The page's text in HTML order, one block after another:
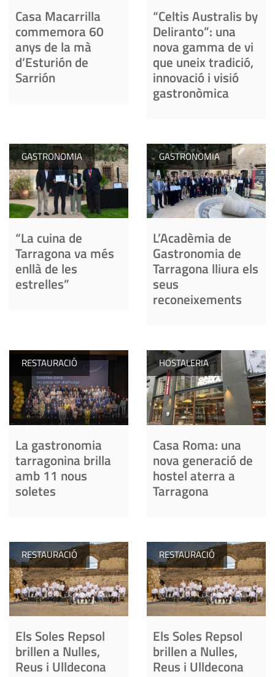
Casa Macarrilla
commemora 60
anys de la mà
d’Esturión de
Sarrión
“Celtis Australis by
Deliranto”: una
nova gamma de vi
que uneix tradició,
innovació i visió
gastronòmica
GASTRONOMIA
“La cuina de
Tarragona va més
enllà de les
estrelles”
GASTRONOMIA
L’Acadèmia de
Gastronomia de
Tarragona lliura els
seus
reconeixements
RESTAURACIÓ
La gastronomia
tarragonina brilla
amb 11 nous
soletes
HOSTALERIA
Casa Roma: una
nova generació de
hostel aterra a
Tarragona
RESTAURACIÓ
Els Soles Repsol
brillen a Nulles,
Reus i Ulldecona
RESTAURACIÓ
Els Soles Repsol
brillen a Nulles,
Reus i Ulldecona